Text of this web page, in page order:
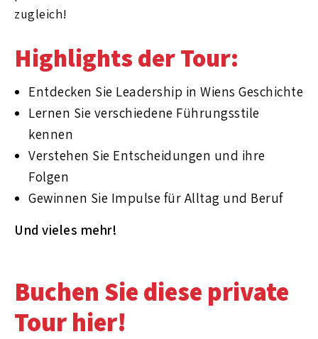
zugleich!
Highlights der Tour:
Entdecken Sie Leadership in Wiens Geschichte
Lernen Sie verschiedene Führungsstile
kennen
Verstehen Sie Entscheidungen und ihre
Folgen
Gewinnen Sie Impulse für Alltag und Beruf
Und vieles mehr!
Buchen Sie diese private
Tour hier!